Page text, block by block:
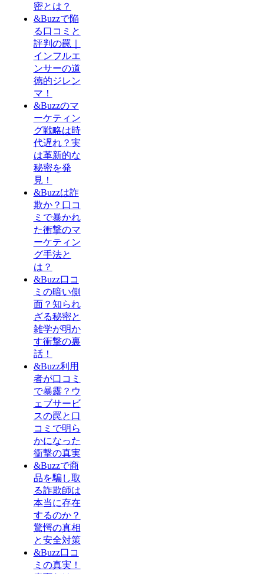
密とは？
&Buzzで陥
る口コミと
評判の罠｜
インフルエ
ンサーの道
徳的ジレン
マ！
&Buzzのマ
ーケティン
グ戦略は時
代遅れ？実
は革新的な
秘密を発
見！
&Buzzは詐
欺か？口コ
ミで暴かれ
た衝撃のマ
ーケティン
グ手法と
は？
&Buzz口コ
ミの暗い側
面？知られ
ざる秘密と
雑学が明か
す衝撃の裏
話！
&Buzz利用
者が口コミ
で暴露？ウ
ェブサービ
スの罠と口
コミで明ら
かになった
衝撃の真実
&Buzzで商
品を騙し取
る詐欺師は
本当に存在
するのか？
驚愕の真相
と安全対策
&Buzz口コ
ミの真実！